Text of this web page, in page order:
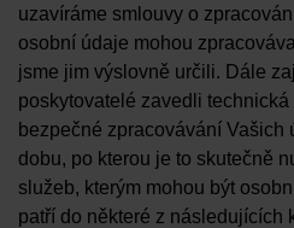
uzavíráme smlouvy o
osobní údaje mohou
jsme jim výslovně určili. Dále
poskytovatelé zavedli
bezpečné zpracovávání Vašich
dobu, po kterou je to skutečně
služeb, kterým mohou být
patří do některé z následujících